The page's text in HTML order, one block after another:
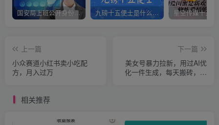
国安局上班公开身份是什么（国安身份对家人保密吗） 九磅十五便士是什么意思（九磅十五便士是什么梗）
上一篇
小众赛道小红书卖小吃配
方，月入过万
下一篇
美女号暴力拉新，用过AI优
化一件生成，每天搬砖，疯
相关推荐